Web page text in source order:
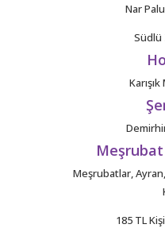
Nar
Südlü
Meşrubatlar,
185 TL